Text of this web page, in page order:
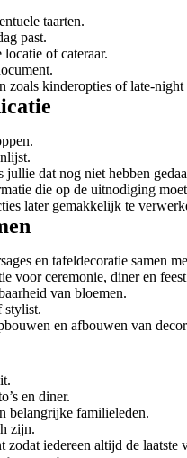
taarten.
past.
of cateraar.
zoals kinderopties of late-night
jullie dat nog niet hebben
die op de uitnodiging moet
later gemakkelijk te
en tafeldecoratie samen
voor ceremonie, diner en
van bloemen.
stylist.
en afbouwen van
en diner.
belangrijke familieleden.
zijn.
iedereen altijd de laatste